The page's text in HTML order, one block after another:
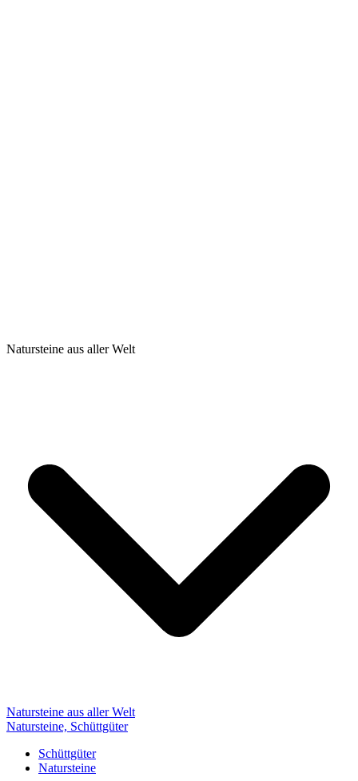
Natursteine aus aller Welt
Natursteine aus aller Welt
Natursteine, Schüttgüter
Schüttgüter
Natursteine